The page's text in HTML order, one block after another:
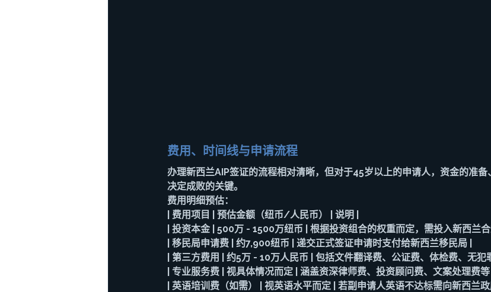
费用、时间线与申请流程
办理新西兰AIP签证的流程相对清晰，但对于45岁以上的申请人，资金的准
决定成败的关键。
费用明细预估：
| 费用项目 | 预估金额（纽币/人民币） | 说明 |
投资本金 | 500万 - 1500万纽币 | 根据投资组合的权重而定，需投入新西兰合
移民局申请费 | 约7,900纽币 | 递交正式签证申请时支付给新西兰移民局 |
第三方费用
| 约5万 - 10万人民币 | 包括文件翻译费、公证费、体检费、无犯
专业服务费 | 视具体情况而定 | 涵盖资深律师费、投资顾问费、文案处理费等 |
英语培训费（如需） | 视英语水平而定 | 若副申请人英语不达标需向新西兰政